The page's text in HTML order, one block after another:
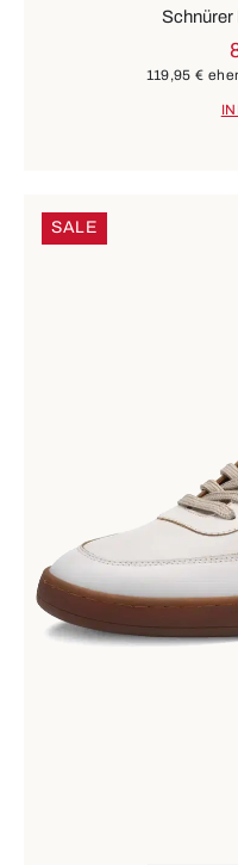
Schnürer
119,95 €
SALE